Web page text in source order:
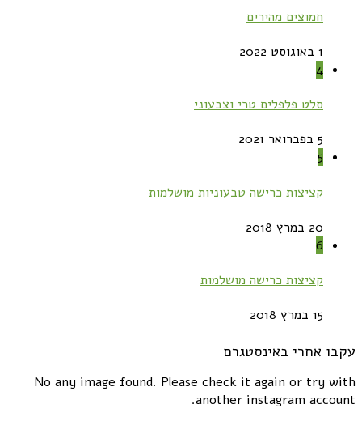
חמוצים מהירים
1 באוגוסט 2022
4
סלט פלפלים טרי וצבעוני
5 בפברואר 2021
5
קציצות כרישה טבעוניות מושלמות
20 במרץ 2018
6
קציצות כרישה מושלמות
15 במרץ 2018
עקבו אחרי באינסטגרם
No any image found. Please check it again or try with
another instagram account.